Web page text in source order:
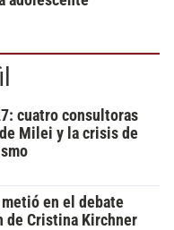
cuatro consultoras
Milei y la crisis de
en el debate
de Cristina Kirchner